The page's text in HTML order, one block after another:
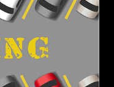
στις
-Είμαστε Μέλη 2
Συνέδρια και
websites: www.grad-